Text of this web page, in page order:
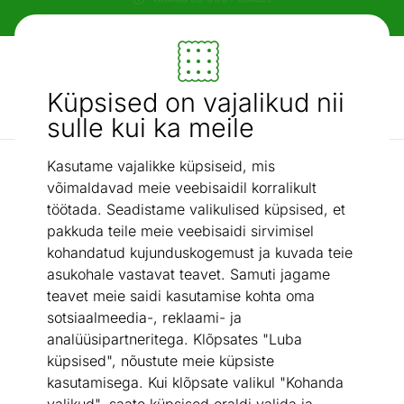
Küpsised on vajalikud nii
sulle kui ka meile
Kasutame vajalikke küpsiseid, mis
võimaldavad meie veebisaidil korralikult
töötada. Seadistame valikulised küpsised, et
pakkuda teile meie veebisaidi sirvimisel
kohandatud kujunduskogemust ja kuvada teie
asukohale vastavat teavet. Samuti jagame
teavet meie saidi kasutamise kohta oma
sotsiaalmeedia-, reklaami- ja
analüüsipartneritega. Klõpsates "Luba
küpsised", nõustute meie küpsiste
kasutamisega. Kui klõpsate valikul "Kohanda
Paindlikud ja mugavad makseviisid!
Mööbel ja sisustus - ON24
Otsi...
AI otsing
Vannitoariiulid / Vannitoa nurgariiul Duschy 3-ne